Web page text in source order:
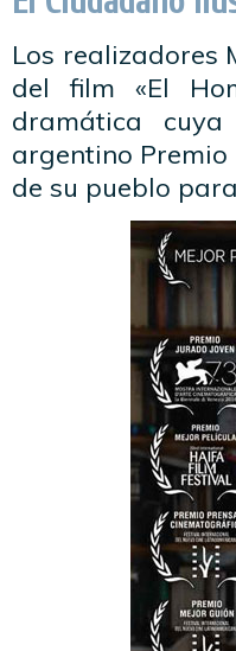
Los realizadores
del film «El
dramática
argentino
de su pueblo